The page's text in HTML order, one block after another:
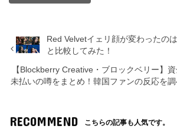
Red Velvetイェリ顔が変わったの
と比較してみた！
【Blockberry Creative・ブロックベリー】
未払いの噂をまとめ！韓国ファンの反応を調
RECOMMEND こちらの記事も人気です。